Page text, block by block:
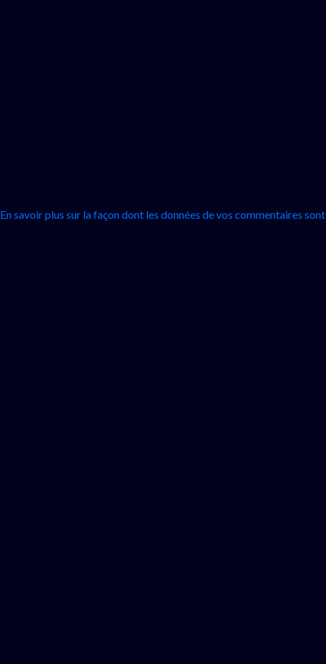
En savoir plus sur la façon dont les données de vos commentaires sont